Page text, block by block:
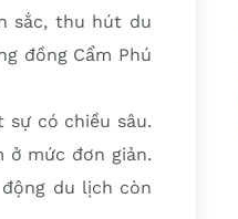
sắc, thu hút du
đồng Cẩm Phú
sự có chiều sâu.
ở mức đơn giản.
du lịch còn